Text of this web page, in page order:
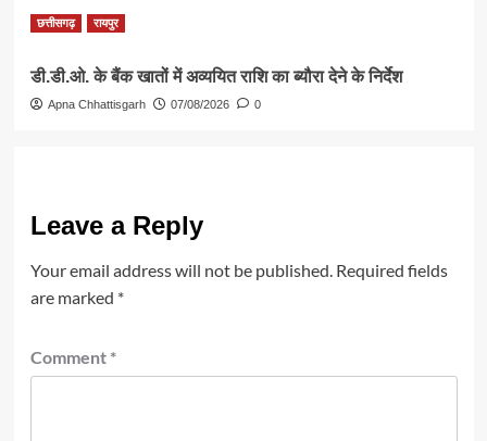
छत्तीसगढ़ रायपुर
डी.डी.ओ. के बैंक खातों में अव्ययित राशि का ब्यौरा देने के निर्देश
Apna Chhattisgarh 07/08/2026 0
Leave a Reply
Your email address will not be published. Required fields
are marked *
Comment *